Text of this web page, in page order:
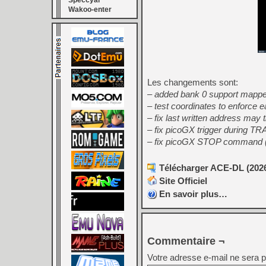
Wakoo-enter
Les changements sont:
– added bank 0 support
– test coordinates to enforce
– fix last written address may
– fix picoGX trigger during
– fix picoGX STOP command
Télécharger ACE-DL
Site Officiel
En savoir plus…
Commentaire ¬
Votre adresse e-mail ne sera